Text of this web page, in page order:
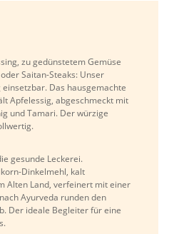
zu gedünstetem Gemüse
Saitan-Steaks: Unser
Das hausgemachte
Apfelessig, abgeschmeckt mit
und Tamari. Der würzige
gesunde Leckerei.
Dinkelmehl, kalt
Alten Land, verfeinert mit einer
Ayurveda runden den
Der ideale Begleiter für eine